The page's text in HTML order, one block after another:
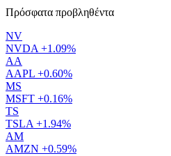
Πρόσφατα προβληθέντα
NV
NVDA +1.09%
AA
AAPL +0.60%
MS
MSFT +0.16%
TS
TSLA +1.94%
AM
AMZN +0.59%